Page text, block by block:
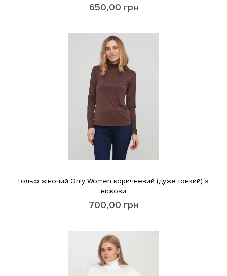
650,00 грн
Гольф жіночий Only Women коричневий (дуже тонкий) з
віскози
700,00 грн